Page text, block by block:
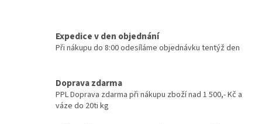
Expedice v den objednání
Při nákupu do 8:00 odesíláme objednávku tentýž den
Doprava zdarma
PPL Doprava zdarma při nákupu zboží nad 1 500,- Kč a
váze do 20ti kg